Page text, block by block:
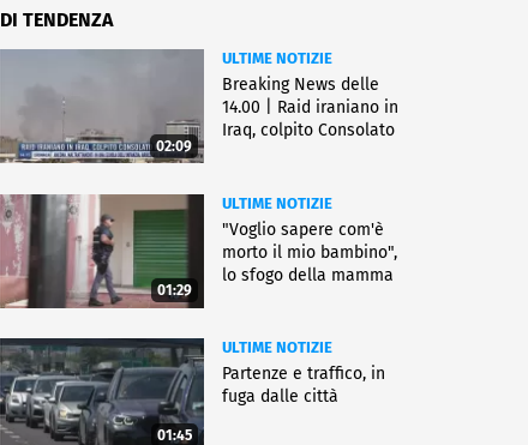
DI TENDENZA
02:09
ULTIME NOTIZIE
Breaking News delle
14.00 | Raid iraniano in
Iraq, colpito Consolato
01:29
ULTIME NOTIZIE
"Voglio sapere com'è
morto il mio bambino",
lo sfogo della mamma
01:45
ULTIME NOTIZIE
Partenze e traffico, in
fuga dalle città